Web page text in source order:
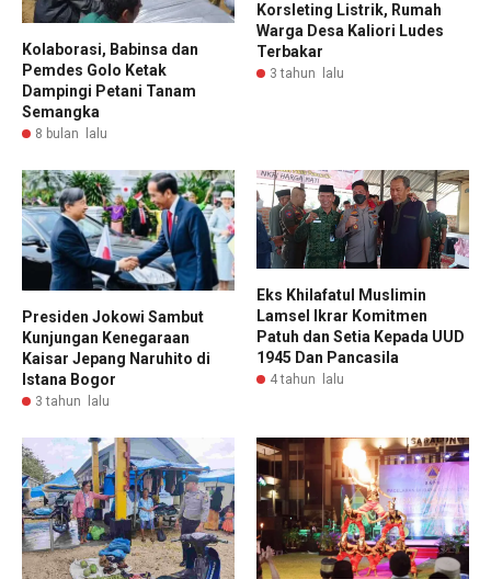
Kolaborasi, Babinsa dan
Pemdes Golo Ketak
Dampingi Petani Tanam
Semangka
8 bulan lalu
Korsleting Listrik, Rumah
Warga Desa Kaliori Ludes
Terbakar
3 tahun lalu
Presiden Jokowi Sambut
Kunjungan Kenegaraan
Kaisar Jepang Naruhito di
Istana Bogor
3 tahun lalu
Eks Khilafatul Muslimin
Lamsel Ikrar Komitmen
Patuh dan Setia Kepada UUD
1945 Dan Pancasila
4 tahun lalu